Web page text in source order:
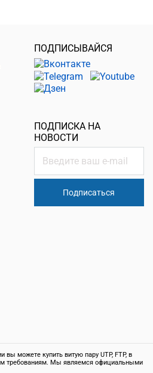
ПОДПИСЫВАЙСЯ
ПОДПИСКА НА
НОВОСТИ
Подписаться
можете купить витую пару UTP, FTP, в
требованиям. Мы являемся официальными